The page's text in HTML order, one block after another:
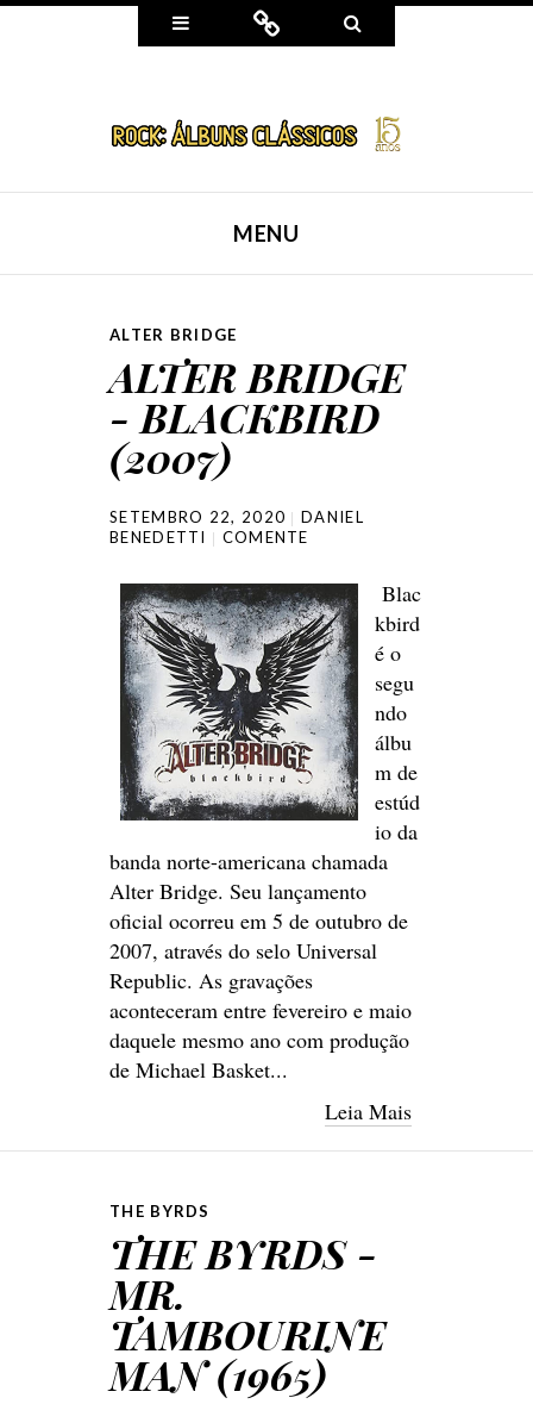
Widgets Connect
MENU
ALTER BRIDGE
ALTER BRIDGE
- BLACKBIRD
(2007)
SETEMBRO 22, 2020
DANIEL
BENEDETTI
COMENTE
Blac
kbird
é o
segu
ndo
álbu
m de
estúd
io da
banda norte-americana chamada
Alter Bridge. Seu lançamento
oficial ocorreu em 5 de outubro de
2007, através do selo Universal
Republic. As gravações
aconteceram entre fevereiro e maio
daquele mesmo ano com produção
de Michael Basket...
Leia Mais
THE BYRDS
THE BYRDS -
MR.
TAMBOURINE
MAN (1965)